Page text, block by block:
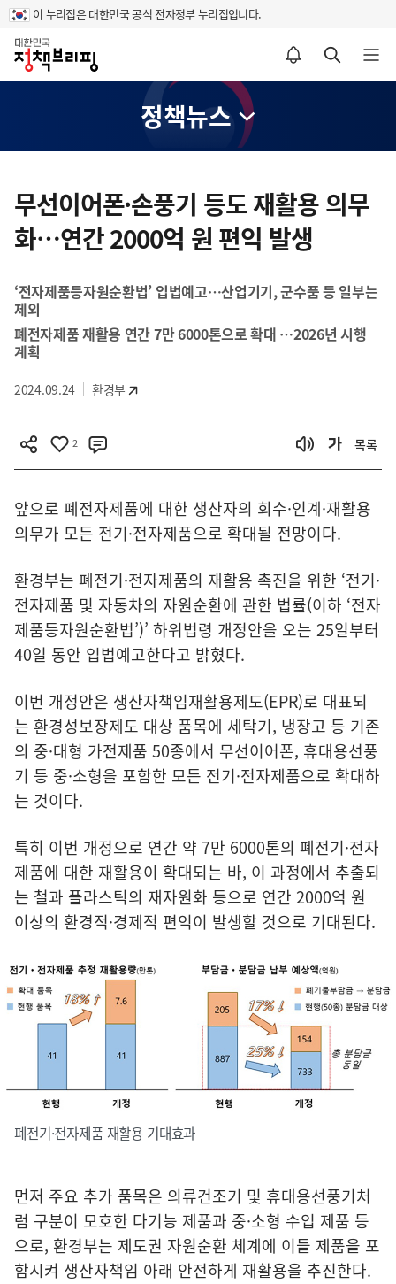
이 누리집은 대한민국 공식 전자정부 누리집입니다.
홈
알림설정 바로가기 검색 바로가기 메뉴 열기
정책뉴스
텐
츠
영
무선이어폰·손풍기 등도 재활용 의무
화…연간 2000억 원 편익 발생
‘전자제품등자원순환법’ 입법예고…산업기기, 군수품 등 일부는
제외
폐전자제품 재활용 연간 7만 6000톤으로 확대 …2026년 시행
계획
2024.09.24 환경부
2 목록
앞으로 폐전자제품에 대한 생산자의 회수·인계·재활용
의무가 모든 전기·전자제품으로 확대될 전망이다.
환경부는 폐전기·전자제품의 재활용 촉진을 위한 ‘전기·
전자제품 및 자동차의 자원순환에 관한 법률(이하 ‘전자
제품등자원순환법’)’ 하위법령 개정안을 오는 25일부터
40일 동안 입법예고한다고 밝혔다.
이번 개정안은 생산자책임재활용제도(EPR)로 대표되
는 환경성보장제도 대상 품목에 세탁기, 냉장고 등 기존
의 중·대형 가전제품 50종에서 무선이어폰, 휴대용선풍
기 등 중·소형을 포함한 모든 전기·전자제품으로 확대하
는 것이다.
특히 이번 개정으로 연간 약 7만 6000톤의 폐전기·전자
제품에 대한 재활용이 확대되는 바, 이 과정에서 추출되
는 철과 플라스틱의 재자원화 등으로 연간 2000억 원
이상의 환경적·경제적 편익이 발생할 것으로 기대된다.
폐전기·전자제품 재활용 기대효과
먼저 주요 추가 품목은 의류건조기 및 휴대용선풍기처
럼 구분이 모호한 다기능 제품과 중·소형 수입 제품 등
으로, 환경부는 제도권 자원순환 체계에 이들 제품을 포
함시켜 생산자책임 아래 안전하게 재활용을 추진한다.